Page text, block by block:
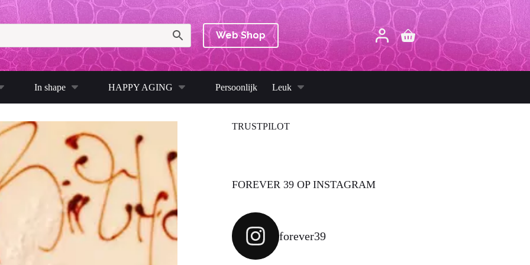
Web Shop Winkelwagen
In shape HAPPY AGING Persoonlijk Leuk
TRUSTPILOT
FOREVER 39 OP INSTAGRAM
forever39